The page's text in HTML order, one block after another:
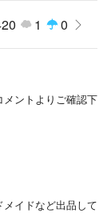
1 0
ントよりご確認下
イドなど出品して